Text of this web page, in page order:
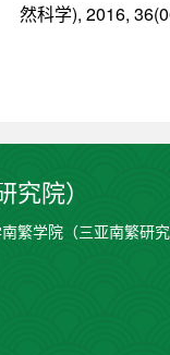
然科学), 2016,
院）
繁学院（三亚南繁研